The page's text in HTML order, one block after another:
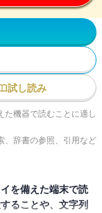
試し読み
機器で読むことに適し
、辞書の参照、引用など
を備えた端末で読
ることや、文字列